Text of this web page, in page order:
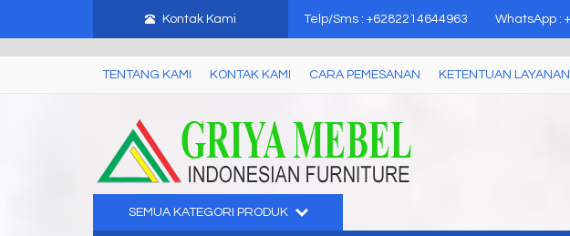
Kontak Kami Telp/Sms : +6282214644963 WhatsApp :
TENTANG KAMI KONTAK KAMI CARA PEMESANAN KETENTUAN LAYANAN
SEMUA KATEGORI PRODUK